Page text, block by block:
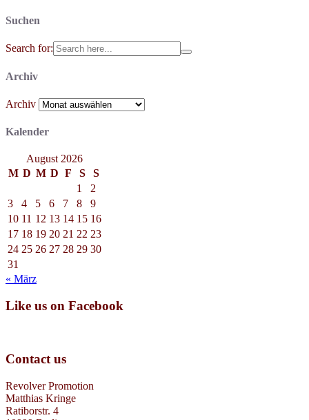
Suchen
Search for:
Archiv
Archiv
Kalender
August 2026
M D M D F S
S
1
2
3
4 5 6 7 8
9
10 11 12 13 14 15 16
17 18 19 20 21 22 23
24 25 26 27 28 29 30
31
« März
Like us on Facebook
Contact us
Revolver Promotion
Matthias Kringe
Ratiborstr. 4